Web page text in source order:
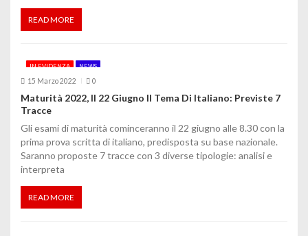
t
i
c
o
l
i
READ MORE
IN EVIDENZA NEWS
15 Marzo 2022 0
Maturità 2022, Il 22 Giugno Il Tema Di Italiano: Previste 7
Tracce
Gli esami di maturità cominceranno il 22 giugno alle 8.30 con la
prima prova scritta di italiano, predisposta su base nazionale.
Saranno proposte 7 tracce con 3 diverse tipologie: analisi e
interpreta
READ MORE